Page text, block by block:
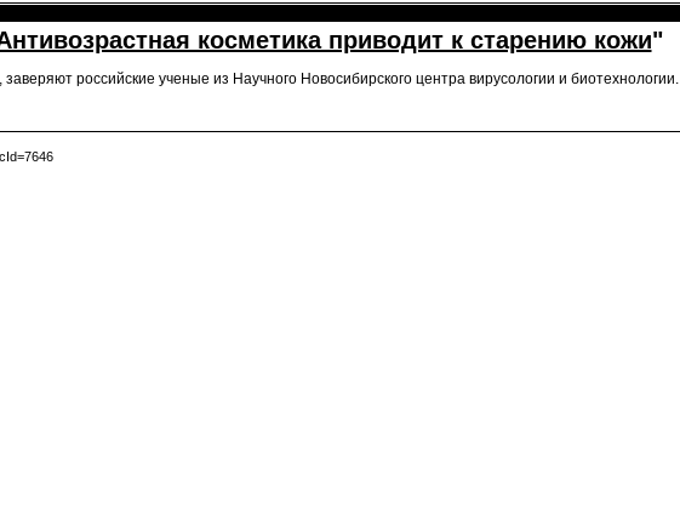
косметика приводит к старению кожи"
российские ученые из Научного Новосибирского центра вирусологии и биотехнологии.